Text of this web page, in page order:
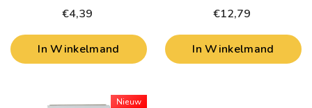
€4,39
In Winkelmand
€12,79
In Winkelmand
Nieuw